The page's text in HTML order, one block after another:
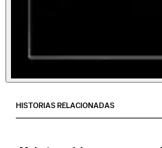
HISTORIAS RELACIONADAS